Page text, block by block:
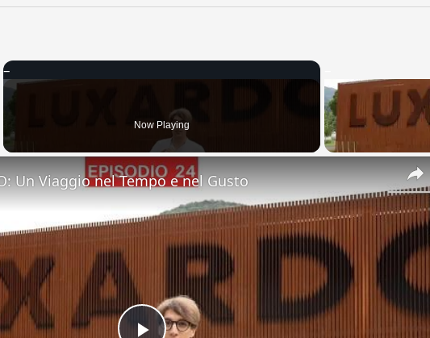
Now Playing
Un Viaggio nel Tempo e nel Gusto